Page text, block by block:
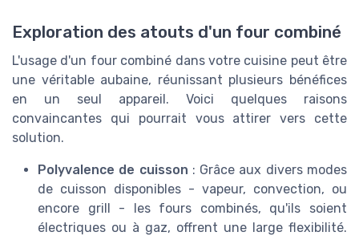
Exploration des atouts d'un four combiné
L'usage d'un four combiné dans votre cuisine peut être
une véritable aubaine, réunissant plusieurs bénéfices
en un seul appareil. Voici quelques raisons
convaincantes qui pourrait vous attirer vers cette
solution.
Polyvalence de cuisson : Grâce aux divers modes
de cuisson disponibles - vapeur, convection, ou
encore grill - les fours combinés, qu'ils soient
électriques ou à gaz, offrent une large flexibilité.